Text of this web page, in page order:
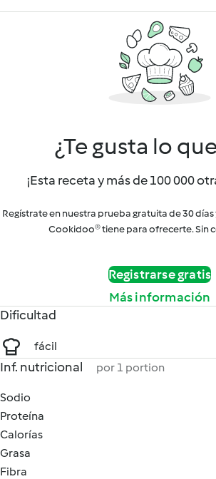
¿Te gusta lo
¡Esta receta y más de 100 000
Regístrate en nuestra prueba gratuita de 30
Cookidoo® tiene para ofrecerte. Sin
Registrarse gratis
Más información
Dificultad
fácil
Inf. nutricional por 1 portion
Sodio
Proteína
Calorías
Grasa
Fibra